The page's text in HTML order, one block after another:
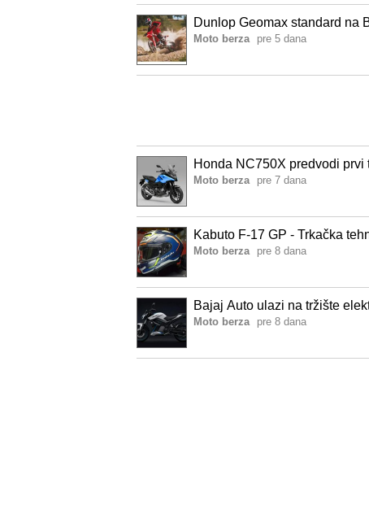
Dunlop Geomax standard na
Moto berza pre 5 dana
Honda NC750X predvodi
Moto berza pre 7 dana
Kabuto F-17 GP - Trkačka
Moto berza pre 8 dana
Bajaj Auto ulazi na tržište
Moto berza pre 8 dana